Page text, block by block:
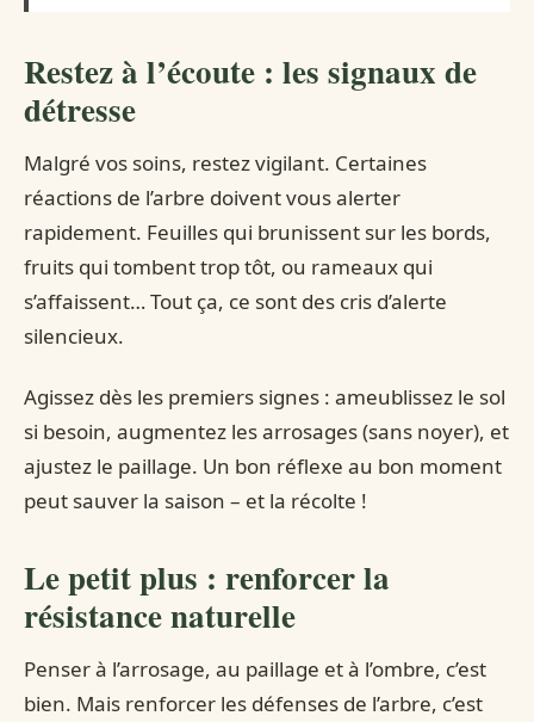
Restez à l’écoute : les signaux de
détresse
Malgré vos soins, restez vigilant. Certaines
réactions de l’arbre doivent vous alerter
rapidement. Feuilles qui brunissent sur les bords,
fruits qui tombent trop tôt, ou rameaux qui
s’affaissent… Tout ça, ce sont des cris d’alerte
silencieux.
Agissez dès les premiers signes : ameublissez le sol
si besoin, augmentez les arrosages (sans noyer), et
ajustez le paillage. Un bon réflexe au bon moment
peut sauver la saison – et la récolte !
Le petit plus : renforcer la
résistance naturelle
Penser à l’arrosage, au paillage et à l’ombre, c’est
bien. Mais renforcer les défenses de l’arbre, c’est